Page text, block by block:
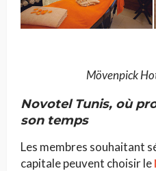
Mövenpick
Novotel Tunis, où
son temps
Les membres souhaitant
capitale peuvent choisir le